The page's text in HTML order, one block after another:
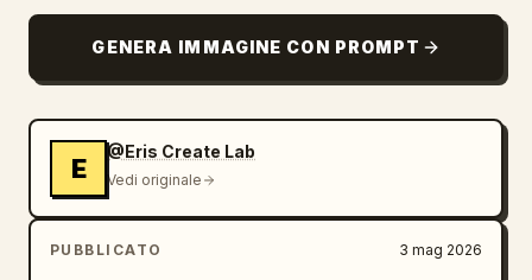
GENERA IMMAGINE CON PROMPT
E
@Eris Create Lab
Vedi originale
PUBBLICATO 3 mag 2026